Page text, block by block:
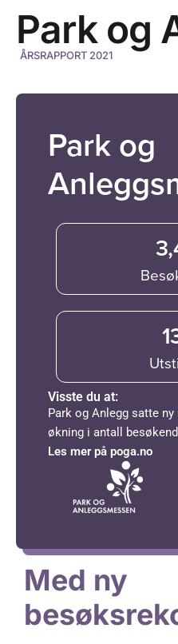
Park og
ÅRSRAPPORT 2021
Park og
Visste du at:
Park og Anlegg satte
økning i antall
Les mer på poga.no
Med ny